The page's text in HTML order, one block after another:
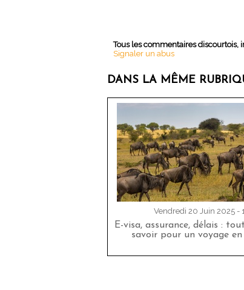
Tous les commentaires
Signaler un abus
DANS LA MÊME
Vendredi 20 Juin 2025 -
E-visa, assurance, délais :
savoir pour un voyage en